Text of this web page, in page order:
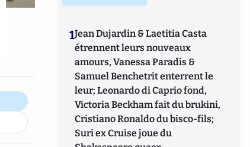
1Jean Dujardin & Laetitia Casta
étrennent leurs nouveaux
amours, Vanessa Paradis &
Samuel Benchetrit enterrent le
leur; Leonardo di Caprio fond,
Victoria Beckham fait du brukini,
Cristiano Ronaldo du bisco-fils;
Suri ex Cruise joue du